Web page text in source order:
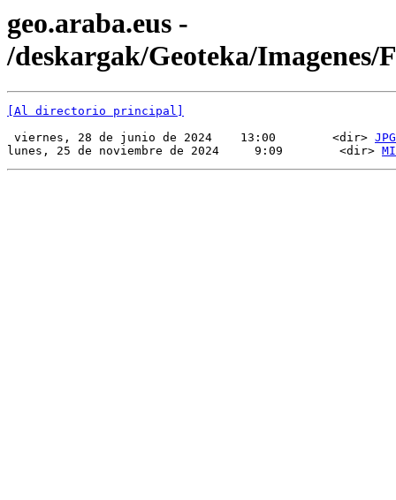
geo.araba.eus -
/deskargak/Geoteka/Imagenes/
[Al directorio principal]
viernes, 28 de junio de 2024    13:00        <dir> JPG
lunes, 25 de noviembre de 2024     9:09        <dir>